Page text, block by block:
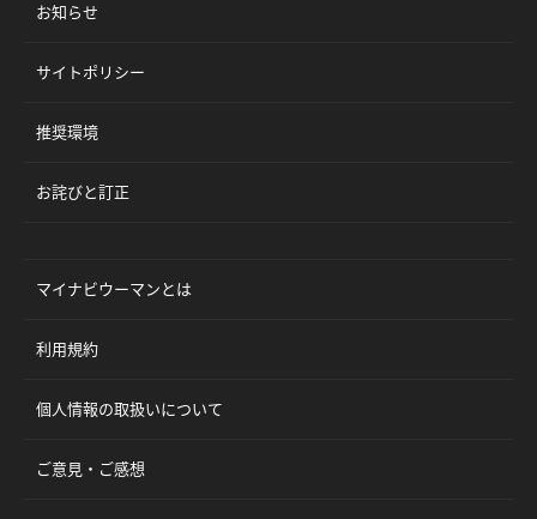
お知らせ
サイトポリシー
推奨環境
お詫びと訂正
マイナビウーマンとは
利用規約
個人情報の取扱いについて
ご意見・ご感想